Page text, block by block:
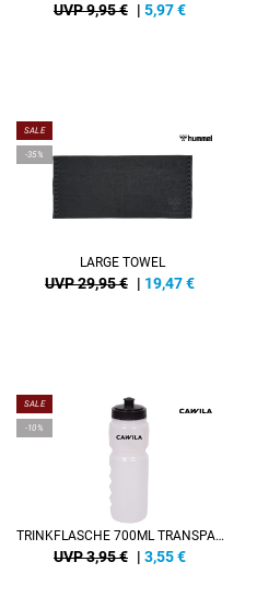
UVP 9,95 € | 5,97€
SALE
-35%
LARGE TOWEL
UVP 29,95 € | 19,47€
SALE
-10%
TRINKFLASCHE 700ML TRANSPARENT
UVP 3,95 € | 3,55€